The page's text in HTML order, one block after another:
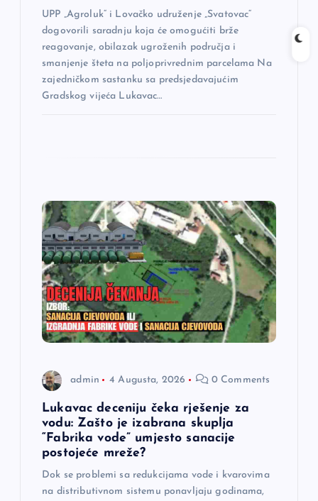
UPP „Agroluk“ i Lovačko udruženje „Svatovac“
dogovorili saradnju koja će omogućiti brže
reagovanje, obilazak ugroženih područja i
smanjenje šteta na poljoprivrednim parcelama Na
zajedničkom sastanku sa predsjedavajućim
Gradskog vijeća Lukavac…
admin 4 Augusta, 2026 0 Comments
Lukavac deceniju čeka rješenje za
vodu: Zašto je izabrana skuplja
“Fabrika vode” umjesto sanacije
postojeće mreže?
Dok se problemi sa redukcijama vode i kvarovima
na distributivnom sistemu ponavljaju godinama,